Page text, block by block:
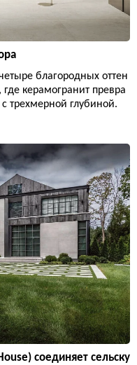
благородных оттен
керамогранит превра
трехмерной глубиной.
соединяет сельску